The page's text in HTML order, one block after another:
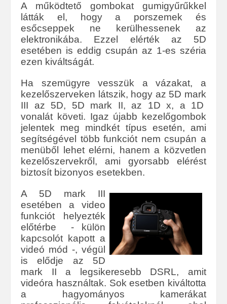
A működtető gombokat gumigyűrűkkel
látták el, hogy a porszemek és
esőcseppek ne kerülhessenek az
elektronikába. Ezzel elérték az 5D
esetében is eddig csupán az 1-es széria
ezen kiváltságát.
Ha szemügyre vesszük a vázakat, a
kezelőszerveken látszik, hogy az 5D mark
III az 5D, 5D mark II, az 1D x, a 1D
vonalát követi. Igaz újabb kezelőgombok
jelentek meg mindkét típus esetén, ami
segítségével több funkciót nem csupán a
menüből lehet elérni, hanem a közvetlen
kezelőszervekről, ami gyorsabb elérést
biztosít bizonyos esetekben.
A 5D mark III
esetében a video
funkciót helyezték
előtérbe - külön
kapcsolót kapott a
videó mód -, végül
is elődje az 5D
mark II a legsikeresebb DSRL, amit
videóra használtak. Sok esetben kiváltotta
a hagyományos kamerákat